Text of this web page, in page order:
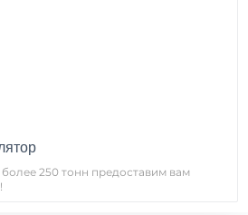
250 тонн предоставим вам